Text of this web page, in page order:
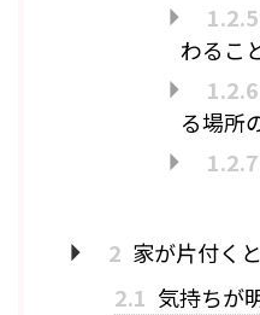
1.2.5
わるこ
1.2.6
る場所
1.2.7
2 家が片付く
2.1 気持ちが